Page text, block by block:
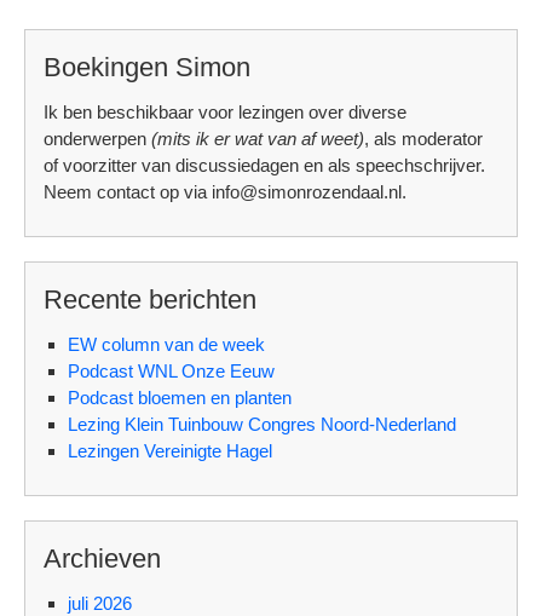
Boekingen Simon
Ik ben beschikbaar voor lezingen over diverse
onderwerpen (mits ik er wat van af weet), als moderator
of voorzitter van discussiedagen en als speechschrijver.
Neem contact op via info@simonrozendaal.nl.
Recente berichten
EW column van de week
Podcast WNL Onze Eeuw
Podcast bloemen en planten
Lezing Klein Tuinbouw Congres Noord-Nederland
Lezingen Vereinigte Hagel
Archieven
juli 2026